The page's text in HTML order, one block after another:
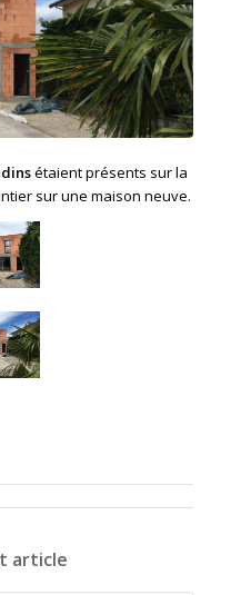
étaient présents sur la
sur une maison neuve.
article